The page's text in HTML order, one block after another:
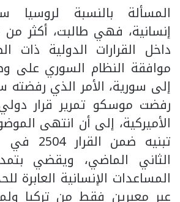
المسألة بالنسبة لروسيا
إنسانية، فهي طالبت، أكثر
داخل القرارات الدولية ذات
موافقة النظام السوري على
إلى سورية، الأمر الذي رفضته
رفضت موسكو تمرير قرار
الأميركية، إلى أن انتهى
الثاني الماضي، ويقضي
المساعدات الإنسانية العابرة
عبر معبرين فقط من تركيا